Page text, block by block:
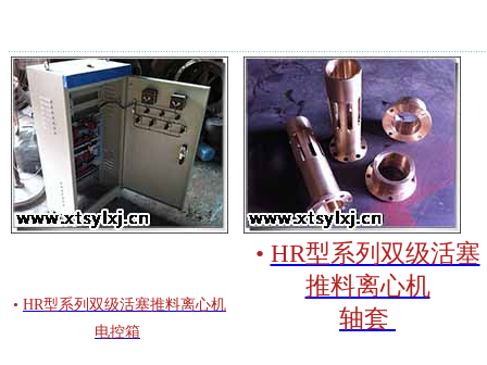
• HR型系列双级活塞推料离心机
电控箱
• HR型系列双级活塞
推料离心机
轴套